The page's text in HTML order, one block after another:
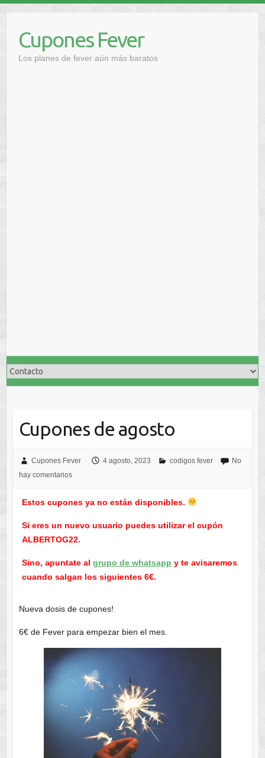
contenidoCupones Fever
Los planes de fever aún más baratos
Cupones de agosto
Cupones Fever 4 agosto, 2023 codigos fever
No
hay comentarios
Estos cupones ya no están disponibles.
Si eres un nuevo usuario puedes utilizar el cupón
ALBERTOG22.
Sino, apuntate al grupo de whatsapp y te avisaremos
cuando salgan los siguientes 6€.
Nueva dosis de cupones!
6€ de Fever para empezar bien el mes.